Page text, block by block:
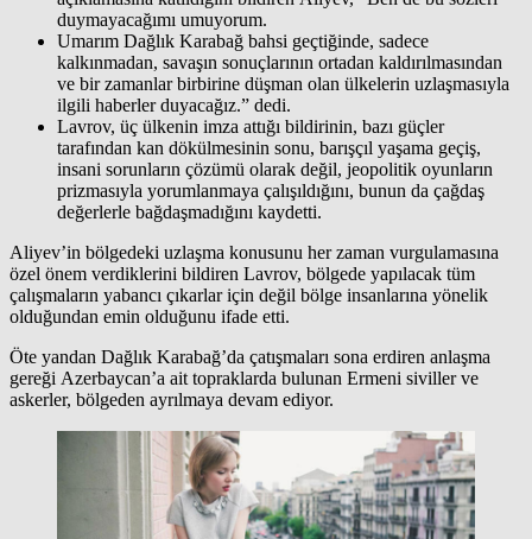
duymayacağımı umuyorum.
Umarım Dağlık Karabağ bahsi geçtiğinde, sadece
kalkınmadan, savaşın sonuçlarının ortadan kaldırılmasından
ve bir zamanlar birbirine düşman olan ülkelerin uzlaşmasıyla
ilgili haberler duyacağız.” dedi.
Lavrov, üç ülkenin imza attığı bildirinin, bazı güçler
tarafından kan dökülmesinin sonu, barışçıl yaşama geçiş,
insani sorunların çözümü olarak değil, jeopolitik oyunların
prizmasıyla yorumlanmaya çalışıldığını, bunun da çağdaş
değerlerle bağdaşmadığını kaydetti.
Aliyev’in bölgedeki uzlaşma konusunu her zaman vurgulamasına
özel önem verdiklerini bildiren Lavrov, bölgede yapılacak tüm
çalışmaların yabancı çıkarlar için değil bölge insanlarına yönelik
olduğundan emin olduğunu ifade etti.
Öte yandan Dağlık Karabağ’da çatışmaları sona erdiren anlaşma
gereği Azerbaycan’a ait topraklarda bulunan Ermeni siviller ve
askerler, bölgeden ayrılmaya devam ediyor.